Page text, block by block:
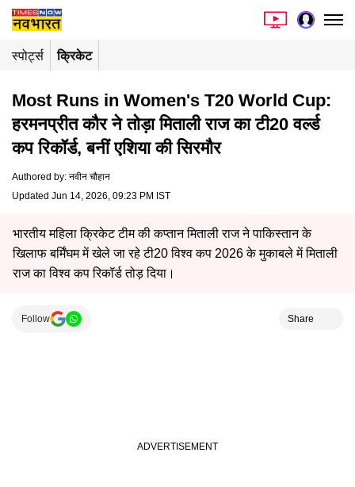
स्पोर्ट्स क्रिकेट
Most Runs in Women's T20 World Cup:
हरमनप्रीत कौर ने तोड़ा मिताली राज का टी20 वर्ल्ड
कप रिकॉर्ड, बनीं एशिया की सिरमौर
Authored by: नवीन चौहान
Updated Jun 14, 2026, 09:23 PM IST
भारतीय महिला क्रिकेट टीम की कप्तान मिताली राज ने पाकिस्तान के
खिलाफ बर्मिंघम में खेले जा रहे टी20 विश्व कप 2026 के मुकाबले में मिताली
राज का विश्व कप रिकॉर्ड तोड़ दिया।
Follow Share